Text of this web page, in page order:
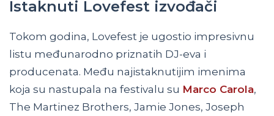
Istaknuti Lovefest izvođači
Tokom godina, Lovefest je ugostio impresivnu
listu međunarodno priznatih DJ-eva i
producenata. Među najistaknutijim imenima
koja su nastupala na festivalu su Marco Carola,
The Martinez Brothers, Jamie Jones, Joseph